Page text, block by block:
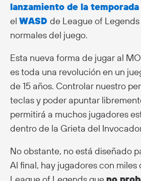
lanzamiento de la temporada
el WASD de League of
normales del juego.
Esta nueva forma de jugar al
es toda una revolución en un
de 15 años. Controlar nuestro
teclas y poder apuntar
permitirá a muchos jugadores
dentro de la Grieta del
No obstante, no está diseñado
Al final, hay jugadores con miles